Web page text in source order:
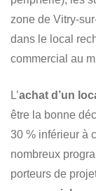
zone de Vitry-
dans le local
commercial au
L’achat d’un
être la bonne
30 % inférieur à
nombreux
porteurs de